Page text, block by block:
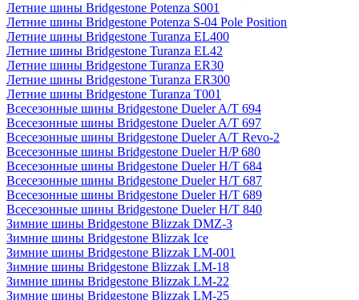
Летние шины Bridgestone Potenza S001
Летние шины Bridgestone Potenza S-04 Pole Position
Летние шины Bridgestone Turanza EL400
Летние шины Bridgestone Turanza EL42
Летние шины Bridgestone Turanza ER30
Летние шины Bridgestone Turanza ER300
Летние шины Bridgestone Turanza T001
Всесезонные шины Bridgestone Dueler A/T 694
Всесезонные шины Bridgestone Dueler A/T 697
Всесезонные шины Bridgestone Dueler A/T Revo-2
Всесезонные шины Bridgestone Dueler H/P 680
Всесезонные шины Bridgestone Dueler H/T 684
Всесезонные шины Bridgestone Dueler H/T 687
Всесезонные шины Bridgestone Dueler H/T 689
Всесезонные шины Bridgestone Dueler H/T 840
Зимние шины Bridgestone Blizzak DMZ-3
Зимние шины Bridgestone Blizzak Ice
Зимние шины Bridgestone Blizzak LM-001
Зимние шины Bridgestone Blizzak LM-18
Зимние шины Bridgestone Blizzak LM-22
Зимние шины Bridgestone Blizzak LM-25